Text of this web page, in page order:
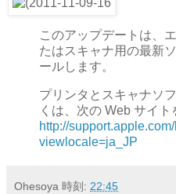
このアップデートは、
たはスキャナ用の最新
ールします。
プリンタとスキャナソ
くは、次の Web サイト
http://
viewlocale=ja_JP
Ohesoya 時刻: 22:45